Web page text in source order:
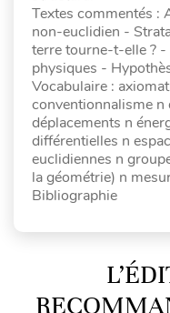
Textes commentés :
non-euclidien -
terre tourne-t-elle ?
physiques -
Vocabulaire :
conventionnalisme n
déplacements n
différentielles n
euclidiennes n
la géométrie) n
Bibliographie